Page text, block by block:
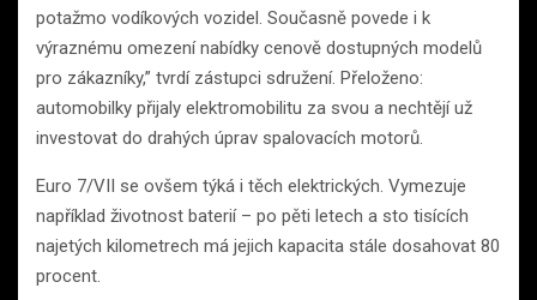
potažmo vodíkových vozidel. Současně povede i k
výraznému omezení nabídky cenově dostupných modelů
pro zákazníky,” tvrdí zástupci sdružení. Přeloženo:
automobilky přijaly elektromobilitu za svou a nechtějí už
investovat do drahých úprav spalovacích motorů.
Euro 7/VII se ovšem týká i těch elektrických. Vymezuje
například životnost baterií – po pěti letech a sto tisících
najetých kilometrech má jejich kapacita stále dosahovat 80
procent.